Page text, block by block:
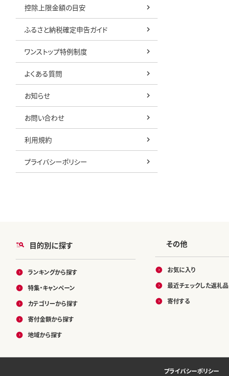
控除上限金額の目安
ふるさと納税確定申告ガイド
ワンストップ特例制度
よくある質問
お知らせ
お問い合わせ
利用規約
プライバシーポリシー
目的別に探す
ランキングから探す
特集・キャンペーン
カテゴリーから探す
寄付金額から探す
地域から探す
その他
お気に入り
最近チェックした返礼品
寄付する
プライバシーポリシー